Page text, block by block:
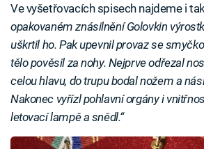
Ve vyšetřovacích spisech najdeme i
opakovaném znásilnění Golovkin
uškrtil ho. Pak upevnil provaz se
tělo pověsil za nohy. Nejprve odřezal
celou hlavu, do trupu bodal nožem a
Nakonec vyřízl pohlavní orgány i
letovací lampě a snědl.“